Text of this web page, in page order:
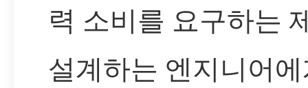
력 소비를 요구하는
설계하는 엔지니어